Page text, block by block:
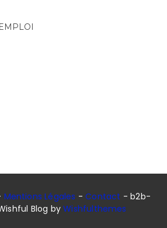
Mentions Légales -Contact - b2b-
Blog byWishfulthemes